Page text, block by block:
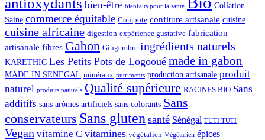
bien-être bienfaits pour la santé
Collation
Saine commerce équitable Compote confiture artisanale cuisine
cuisine africaine digestion expérience gustative fabrication
artisanale fibres Gabon Gingembre ingrédients naturels
KARETHIC Les Petits Pots de Logooué made in gabon
MADE IN SENEGAL minéraux nutriments production artisanale produit
naturel produits naturels Qualité supérieure RACINES BIO Sans
additifs sans arômes artificiels sans colorants Sans
conservateurs Sans gluten santé Sénégal TUTI TUTI
Vegan vitamine C vitamines végétalien Végétarien épices